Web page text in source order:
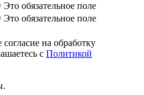
Это обязательное поле
Это обязательное поле
на обработку
с Политикой